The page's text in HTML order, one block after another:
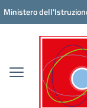
Vai ai contenuti
Vai al menu di
Vai al footer
Ministero